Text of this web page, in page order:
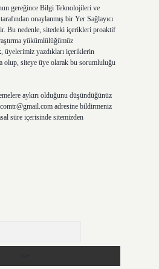
gereğince Bilgi Teknolojileri ve
onaylanmış bir Yer Sağlayıcı
Bu nedenle, sitedeki içerikleri proaktif
yükümlülüğümüz
üyelerimiz yazdıkları içeriklerin
olup, siteye üye olarak bu sorumluluğu
aykırı olduğunu düşündüğünüz
adresine bildirmeniz
süre içerisinde sitemizden